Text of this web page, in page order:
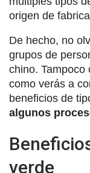
origen de
De hecho, no
grupos de
chino. Tampoco
como verás a
beneficios de
algunos
verde